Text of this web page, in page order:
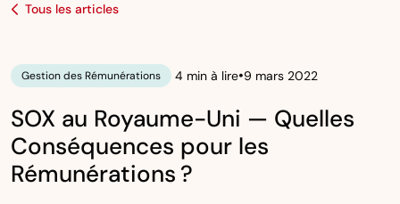
Tous les articles
Gestion des Rémunérations 4 min à lire•9 mars 2022
SOX au Royaume-Uni — Quelles
Conséquences pour les
Rémunérations ?